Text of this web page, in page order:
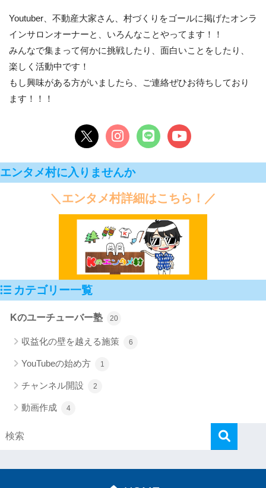
Youtuber、不動産大家さん、村づくりをゴールに掲げたオンラ
インサロンオーナーと、いろんなことやってます！！
みんなで集まって何かに挑戦したり、面白いことをしたり、
楽しく活動中です！
もし興味がある方がいましたら、ご連絡ぜひお待ちしており
ます！！！
エンタメ村に入りませんか
＼エンタメ村詳細はこちら！／
カテゴリー一覧
Kのユーチューバー塾 20
収益化の壁を越える施策 6
YouTubeの始め方 1
チャンネル開設 2
動画作成 4